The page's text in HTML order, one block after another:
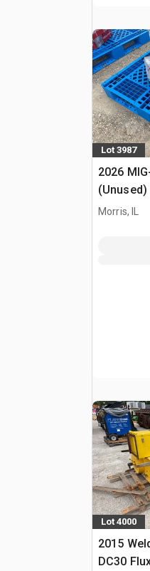
Lot 3987
2026
(Unused)
Morris, IL
Lot 4000
2015
DC30